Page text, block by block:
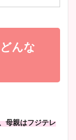
ナのニット画像
のメガネ画像が
ップや水着姿も
カップ画像まと
でニット衣装も
わいい！
もチェック！
んな
母親はフジテレ